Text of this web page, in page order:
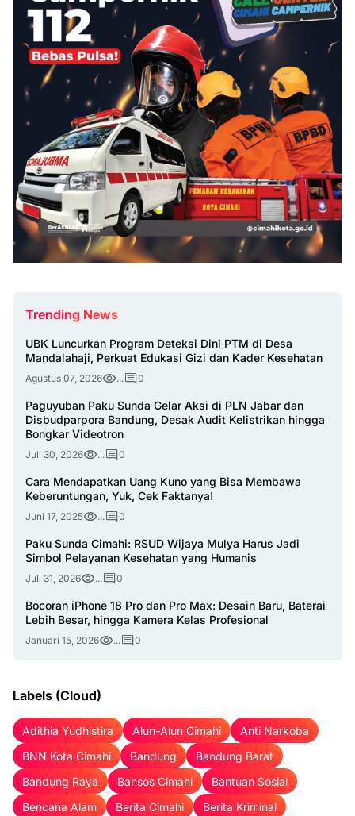
Trending News
UBK Luncurkan Program Deteksi Dini PTM di Desa
Mandalahaji, Perkuat Edukasi Gizi dan Kader Kesehatan
Agustus 07, 2026 ... 0
Paguyuban Paku Sunda Gelar Aksi di PLN Jabar dan
Disbudparpora Bandung, Desak Audit Kelistrikan hingga
Bongkar Videotron
Juli 30, 2026 ... 0
Cara Mendapatkan Uang Kuno yang Bisa Membawa
Keberuntungan, Yuk, Cek Faktanya!
Juni 17, 2025 ... 0
Paku Sunda Cimahi: RSUD Wijaya Mulya Harus Jadi
Simbol Pelayanan Kesehatan yang Humanis
Juli 31, 2026 ... 0
Bocoran iPhone 18 Pro dan Pro Max: Desain Baru, Baterai
Lebih Besar, hingga Kamera Kelas Profesional
Januari 15, 2026 ... 0
Labels (Cloud)
Adithia Yudhistira Alun-Alun Cimahi
Anti Narkoba
BNN Kota Cimahi
Bandung
Bandung Barat
Bandung Raya
Bansos Cimahi
Bantuan Sosial
Bencana Alam
Berita Cimahi
Berita Kriminal